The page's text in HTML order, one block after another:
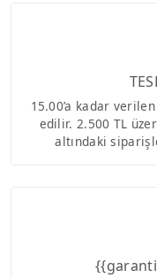
15.00’a kadar
edilir. 2.500 TL
altındaki